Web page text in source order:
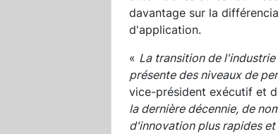
davantage sur la
d'application.
« La transition de
présente des niveaux de
vice-président exécutif et
la dernière décennie, de
d'innovation plus rapides